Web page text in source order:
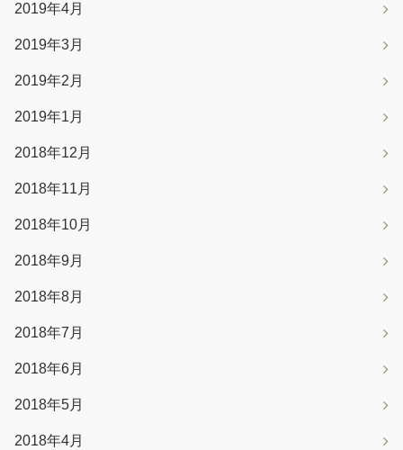
2019年4月
2019年3月
2019年2月
2019年1月
2018年12月
2018年11月
2018年10月
2018年9月
2018年8月
2018年7月
2018年6月
2018年5月
2018年4月